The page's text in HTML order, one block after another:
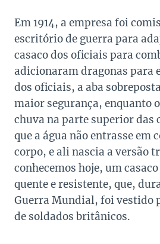
Em 1914, a empresa foi
escritório de guerra para
casaco dos oficiais para
adicionaram dragonas para
dos oficiais, a aba
maior segurança, enquanto
chuva na parte superior das
que a água não entrasse em
corpo, e ali nascia a versão
conhecemos hoje, um
quente e resistente, que,
Guerra Mundial, foi vestido
de soldados britânicos.